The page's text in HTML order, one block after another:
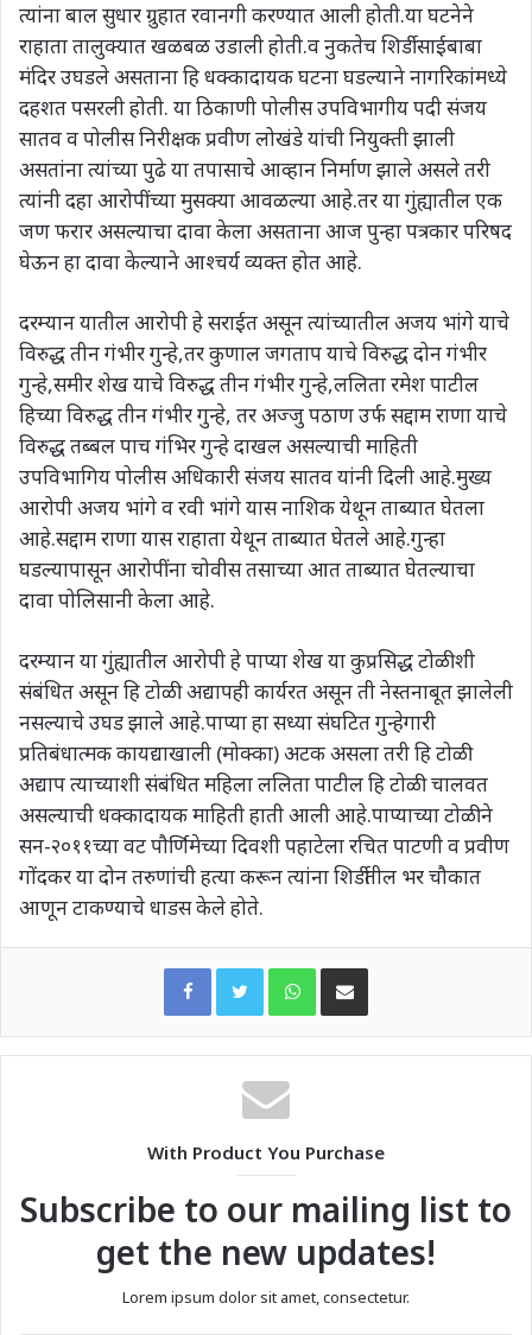
त्यांना बाल सुधार ग्रुहात रवानगी करण्यात आली होती.या घटनेने
राहाता तालुक्यात खळबळ उडाली होती.व नुकतेच शिर्डी साईबाबा
मंदिर उघडले असताना हि धक्कादायक घटना घडल्याने नागरिकांमध्ये
दहशत पसरली होती. या ठिकाणी पोलीस उपविभागीय पदी संजय
सातव व पोलीस निरीक्षक प्रवीण लोखंडे यांची नियुक्ती झाली
असतांना त्यांच्या पुढे या तपासाचे आव्हान निर्माण झाले असले तरी
त्यांनी दहा आरोपींच्या मुसक्या आवळल्या आहे.तर या गुंह्यातील एक
जण फरार असल्याचा दावा केला असताना आज पुन्हा पत्रकार परिषद
घेऊन हा दावा केल्याने आश्चर्य व्यक्त होत आहे.
दरम्यान यातील आरोपी हे सराईत असून त्यांच्यातील अजय भांगे याचे
विरुद्ध तीन गंभीर गुन्हे,तर कुणाल जगताप याचे विरुद्ध दोन गंभीर
गुन्हे,समीर शेख याचे विरुद्ध तीन गंभीर गुन्हे,ललिता रमेश पाटील
हिच्या विरुद्ध तीन गंभीर गुन्हे, तर अज्जु पठाण उर्फ सद्दाम राणा याचे
विरुद्ध तब्बल पाच गंभिर गुन्हे दाखल असल्याची माहिती
उपविभागिय पोलीस अधिकारी संजय सातव यांनी दिली आहे.मुख्य
आरोपी अजय भांगे व रवी भांगे यास नाशिक येथून ताब्यात घेतला
आहे.सद्दाम राणा यास राहाता येथून ताब्यात घेतले आहे.गुन्हा
घडल्यापासून आरोपींना चोवीस तसाच्या आत ताब्यात घेतल्याचा
दावा पोलिसानी केला आहे.
दरम्यान या गुंह्यातील आरोपी हे पाप्या शेख या कुप्रसिद्ध टोळीशी
संबंधित असून हि टोळी अद्यापही कार्यरत असून ती नेस्तनाबूत झालेली
नसल्याचे उघड झाले आहे.पाप्या हा सध्या संघटित गुन्हेगारी
प्रतिबंधात्मक कायद्याखाली (मोक्का) अटक असला तरी हि टोळी
अद्याप त्याच्याशी संबंधित महिला ललिता पाटील हि टोळी चालवत
असल्याची धक्कादायक माहिती हाती आली आहे.पाप्याच्या टोळीने
सन-२०११च्या वट पौर्णिमेच्या दिवशी पहाटेला रचित पाटणी व प्रवीण
गोंदकर या दोन तरुणांची हत्या करून त्यांना शिर्डीतील भर चौकात
आणून टाकण्याचे धाडस केले होते.
WhatsAppShare via Email
With Product You Purchase
Subscribe to our mailing list to
get the new updates!
Lorem ipsum dolor sit amet, consectetur.